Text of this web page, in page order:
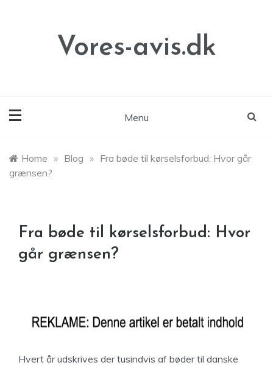
Vores-avis.dk
Menu
Home » Blog » Fra bøde til kørselsforbud: Hvor går
grænsen?
Fra bøde til kørselsforbud: Hvor
går grænsen?
Hvert år udskrives der tusindvis af bøder til danske